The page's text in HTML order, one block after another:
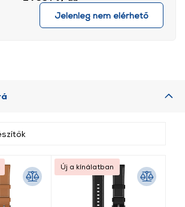
Jelenleg nem elérhető
Új a kínálatban